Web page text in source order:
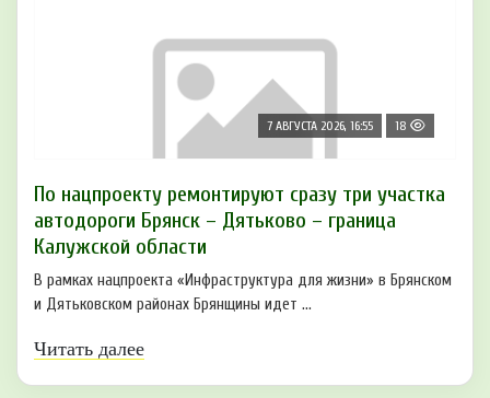
7 АВГУСТА 2026, 16:55 18
По нацпроекту ремонтируют сразу три участка
автодороги Брянск – Дятьково – граница
Калужской области
В рамках нацпроекта «Инфраструктура для жизни» в Брянском
и Дятьковском районах Брянщины идет ...
Читать далее